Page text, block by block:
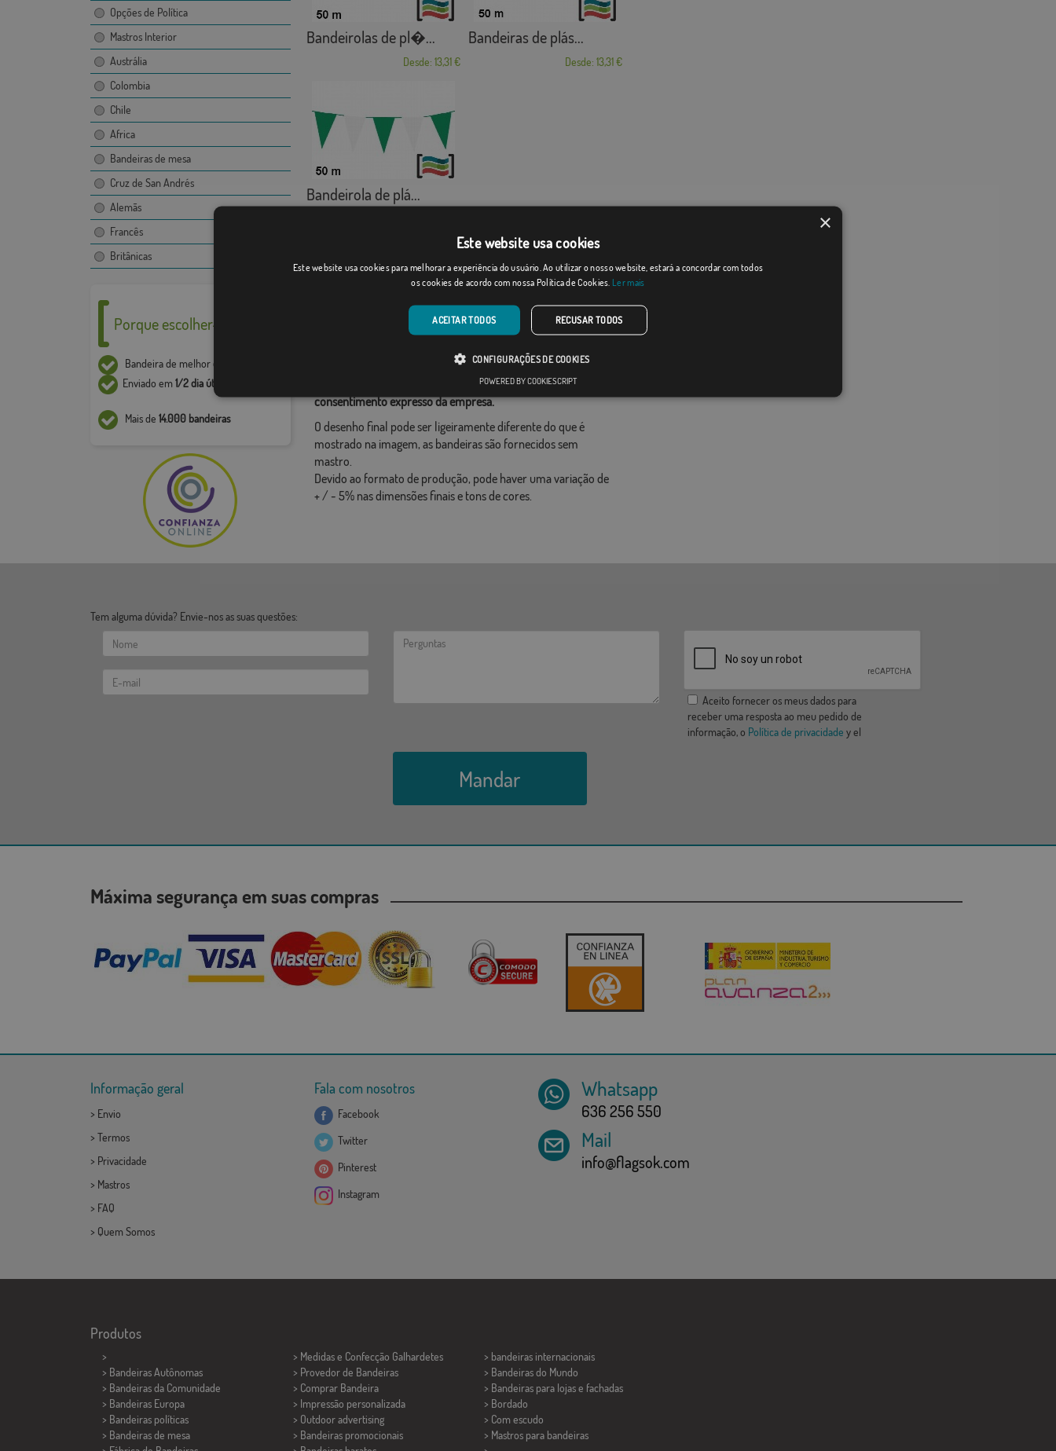
Opções de Política
Mastros Interior
Austrália
Colombia
Chile
Africa
Bandeiras de mesa
Cruz de San Andrés
Alemãs
Francês
Britânicas
Porque escolher-nos ___
Bandeira de melhorqualidade
Enviado em1/2 dia útil*
Mais de 14.000 bandeiras
Bandeirolas de pl�...
Desde: 13,31 €
Bandeiras de plás...
Desde: 13,31 €
Bandeirola de plá...
Bandeirolas de plástico,
Compartilhe esta bandeira
As imagens e outros recursos relacionados com as nossas
bandeiras são de propriedade de Comprarbandeiras.pt e é
proibido a sua reprodução, utilização e modificação sem o
consentimento expresso da empresa.
O desenho final pode ser ligeiramente diferente do que é
mostrado na imagem, as bandeiras são fornecidos sem
mastro.
Devido ao formato de produção, pode haver uma variação de
+ / - 5% nas dimensões finais e tons de cores.
Tem alguma dúvida? Envie-nos as suas questões:
Aceito fornecer os meus dados para
receber uma resposta ao meu pedido de
informação, o Política de privacidade y el
Mandar
Máxima segurança em suas compras
Informação geral
> Envio
> Termos
> Privacidade
> Mastros
> FAQ
> Quem Somos
Fala com nosotros
Facebook
Twitter
Pinterest
Instagram
Whatsapp
636 256 550
Mail
info@flagsok.com
Produtos
>
> Bandeiras Autônomas
> Bandeiras da Comunidade
> Bandeiras Europa
> Bandeiras políticas
> Bandeiras de mesa
> Medidas e Confecção Galhardetes
> Provedor de Bandeiras
> Comprar Bandeira
> Impressão personalizada
> Outdoor advertising
> Bandeiras promocionais
> bandeiras internacionais
> Bandeiras do Mundo
> Bandeiras para lojas e fachadas
> Bordado
> Com escudo
> Mastros para bandeiras
×
Este website usa cookies
Este website usa cookies para melhorar a experiência do usuário. Ao utilizar o nosso website, estará a concordar com todos
os cookies de acordo com nossa Política de Cookies. Ler mais
ACEITAR TODOS RECUSAR TODOS
CONFIGURAÇÕES DE COOKIES
POWERED BY COOKIESCRIPT